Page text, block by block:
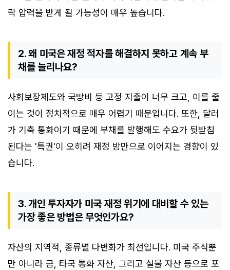
락 압력을 받게 될 가능성이 매우 높습니다.
2. 왜 미국은 재정 적자를 해결하지 못하고 계속 부
채를 늘리나요?
사회보장제도와 국방비 등 고정 지출이 너무 크고, 이를 줄
이는 것이 정치적으로 매우 어렵기 때문입니다. 또한, 달러
가 기축 통화이기 때문에 부채를 발행해도 수요가 뒷받침
된다는 '특권'이 오히려 재정 방만으로 이어지는 경향이 있
습니다.
3. 개인 투자자가 미국 재정 위기에 대비할 수 있는
가장 좋은 방법은 무엇인가요?
자산의 지역적, 종류별 다변화가 최선입니다. 미국 주식뿐
만 아니라 금, 타국 통화 자산, 그리고 실물 자산 등으로 포